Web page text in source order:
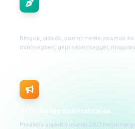
Blogok, videók, social média posztok
minőségben, gépi sebességgel,
AI Hirdetésoptimalizálás
Prediktív algoritmusaink 24/7